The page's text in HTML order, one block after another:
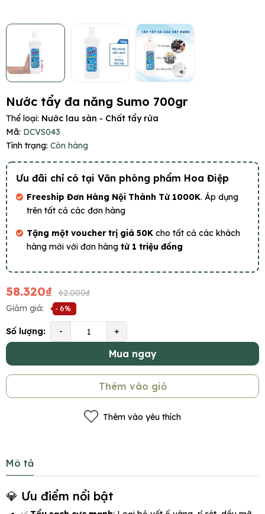
Nước tẩy đa năng Sumo 700gr
Thể loại: Nước lau sàn - Chất tẩy rửa
Mã: DCVS043
Tình trạng: Còn hàng
Ưu đãi chỉ có tại Văn phòng phẩm Hoa Điệp
Freeship Đơn Hàng Nội Thành Từ 1000K. Áp dụng
trên tất cả các đơn hàng
Tặng một voucher trị giá 50K cho tất cả các khách
hàng mới với đơn hàng từ 1 triệu đồng
58.320₫
62.000₫
Giảm giá:
- 6%
Số lượng: - +
Mua ngay
Thêm vào giỏ
Thêm vào yêu thích
Mô tả
💎 Ưu điểm nổi bật